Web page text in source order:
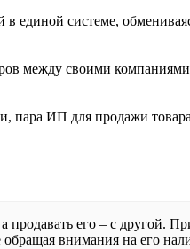
в единой системе,
между своими
пара ИП для продажи
его – с другой.
внимания на его